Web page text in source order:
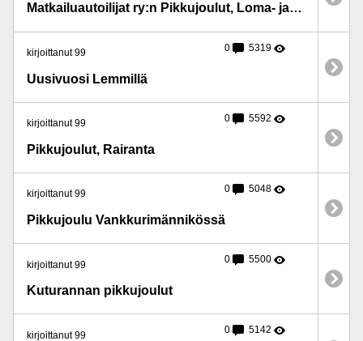
Matkailuautoilijat ry:n Pikkujoulut, Loma- ja kokoushotelli Heimari, Ristiina
kirjoittanut 99 0 5319
Uusivuosi Lemmillä
kirjoittanut 99 0 5592
Pikkujoulut, Rairanta
kirjoittanut 99 0 5048
Pikkujoulu Vankkurimännikössä
kirjoittanut 99 0 5500
Kuturannan pikkujoulut
kirjoittanut 99 0 5142